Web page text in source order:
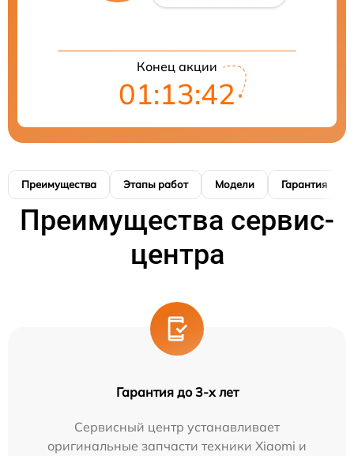
Конец акции
01:13:41
Преимущества Этапы работ Модели Гарантия
Преимущества сервис-
центра
Гарантия до 3-х лет
Сервисный центр устанавливает
оригинальные запчасти техники Xiaomi и